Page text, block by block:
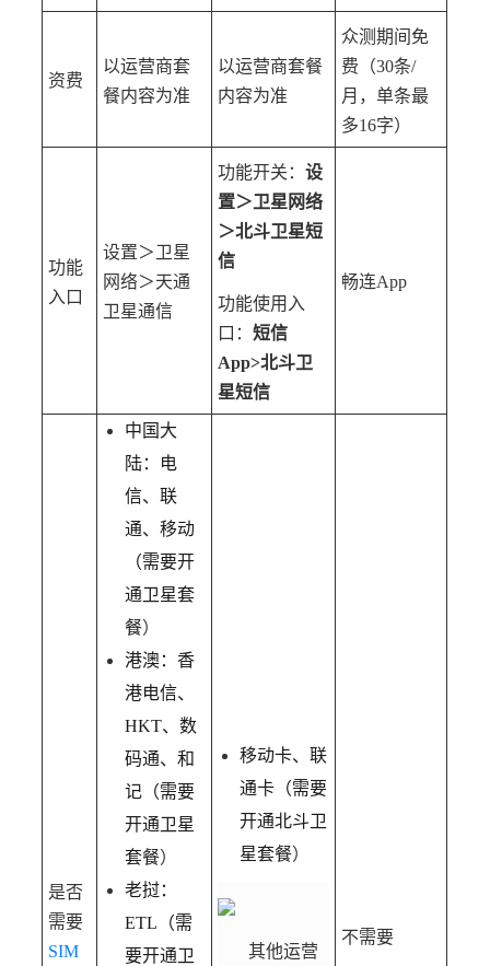
资费
以运营商套
餐内容为准
以运营商套餐
内容为准
众测期间免
费（30条/
月，单条最
多16字）
功能
入口
设置＞卫星
网络＞天通
卫星通信
功能开关：设
置＞卫星网络
＞北斗卫星短
信
功能使用入
口：短信
App>北斗卫
星短信
畅连App
是否
需要
SIM
中国大
陆：电
信、联
通、移动
（需要开
通卫星套
餐）
港澳：香
港电信、
HKT、数
码通、和
记（需要
开通卫星
套餐）
老挝：
ETL （需
要开通卫
移动卡、联
通卡（需要
开通北斗卫
星套餐）
其他运营
不需要